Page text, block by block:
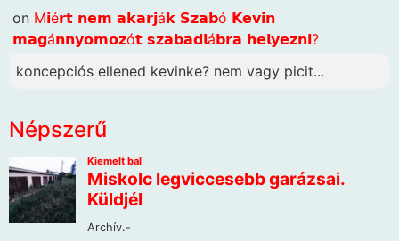
on M𝗶é𝗿𝘁 𝗻𝗲𝗺 𝗮𝗸𝗮𝗿𝗷á𝗸 𝗦𝘇𝗮𝗯ó 𝗞𝗲𝘃𝗶𝗻
𝗺𝗮𝗴á𝗻𝗻𝘆𝗼𝗺𝗼𝘇ó𝘁 𝘀𝘇𝗮𝗯𝗮𝗱𝗹á𝗯𝗿𝗮 𝗵𝗲𝗹𝘆𝗲𝘇𝗻𝗶?
koncepciós ellened kevinke? nem vagy picit...
Népszerű